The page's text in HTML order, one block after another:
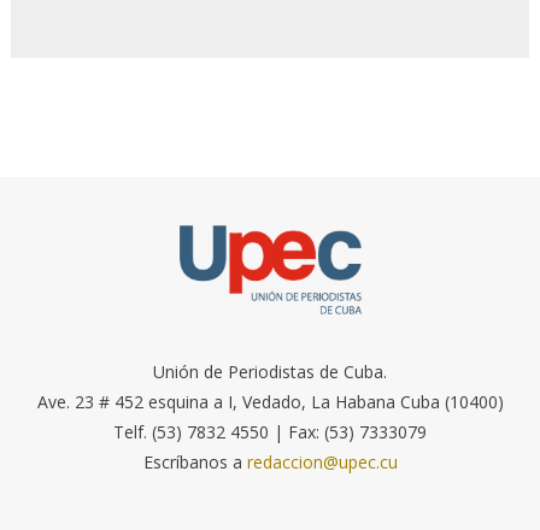
Unión de Periodistas de Cuba.
Ave. 23 # 452 esquina a I, Vedado, La Habana Cuba (10400)
Telf. (53) 7832 4550 | Fax: (53) 7333079
Escríbanos a redaccion@upec.cu